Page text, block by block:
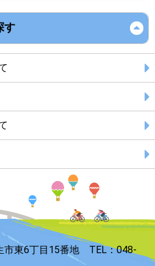
す
東6丁目15番地 TEL：048-